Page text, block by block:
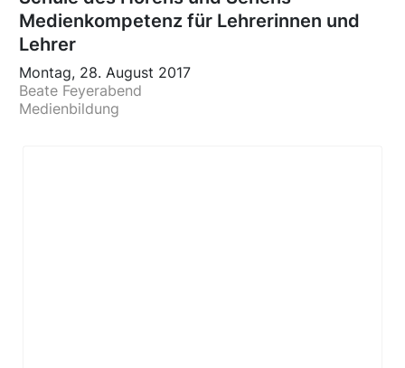
Medienkompetenz für Lehrerinnen und
Lehrer
Montag, 28. August 2017
Beate Feyerabend
Medienbildung